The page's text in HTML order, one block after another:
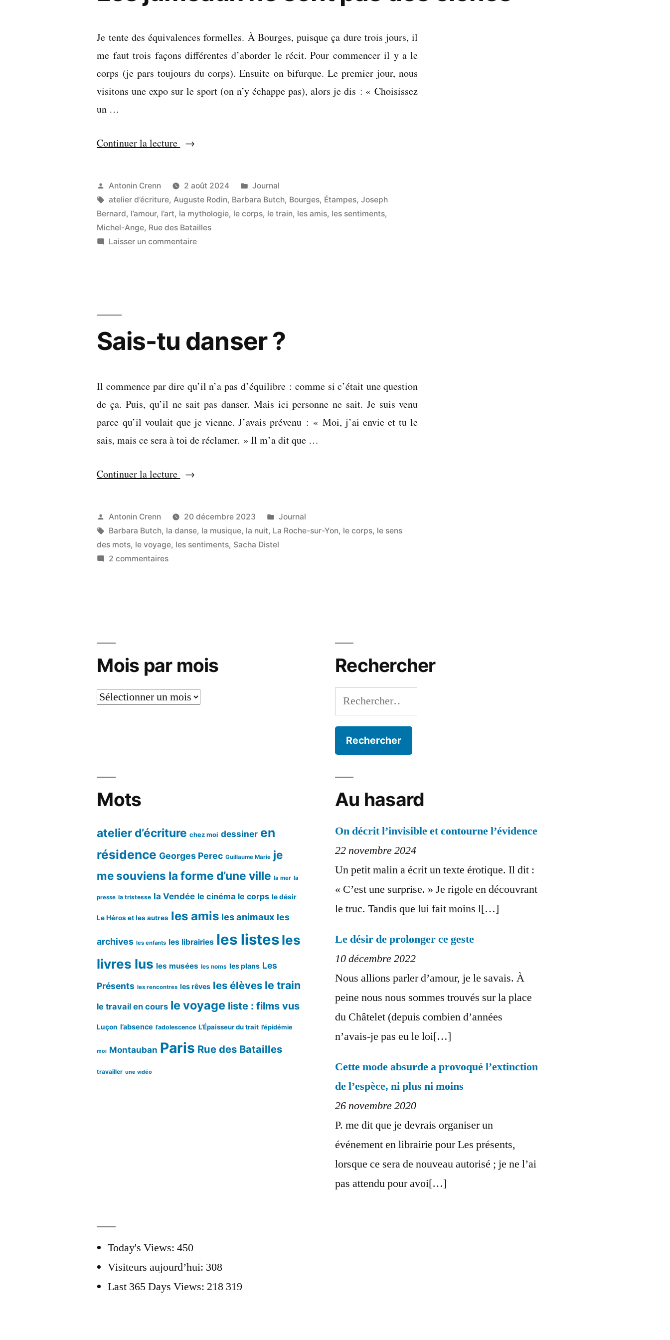
Je tente des équivalences formelles. À Bourges, puisque ça dure trois jours, il
me faut trois façons différentes d’aborder le récit. Pour commencer il y a le
corps (je pars toujours du corps). Ensuite on bifurque. Le premier jour, nous
visitons une expo sur le sport (on n’y échappe pas), alors je dis : « Choisissez
un …
Continuer la lecture « Les
sont
pas
des
Publié
par
Antonin Crenn 2 août 2024
Publié
dans
Journal
Étiquettes :
atelier d’écriture, Auguste Rodin, Barbara Butch, Bourges, Étampes,Joseph
Bernard, l’amour, l’art, la mythologie, le corps, le train, les amis, les sentiments,
Michel-Ange, Rue des Batailles
Laisser un commentairesur
clones
Sais-tu danser ?
Il commence par dire qu’il n’a pas d’équilibre : comme si c’était une question
de ça. Puis, qu’il ne sait pas danser. Mais ici personne ne sait. Je suis venu
parce qu’il voulait que je vienne. J’avais prévenu : « Moi, j’ai envie et tu le
sais, mais ce sera à toi de réclamer. » Il m’a dit que …
Continuer la lecture « Sais-
? »
Publié
par
Antonin Crenn 20 décembre 2023
Publié
dans
Journal
Étiquettes :
Barbara Butch, la danse, la musique, la nuit, La Roche-sur-Yon, le corps, le sens
des mots, le voyage, les sentiments, Sacha Distel
2 commentairessur
Mois par mois
Mois
Rechercher
Rechercher :
Mots
atelier d’écriture chez moi dessiner en
résidence Georges Perec Guillaume Marie je
me souviens la forme d’une ville la mer la
presse la tristesse la Vendée le cinéma le corps le désir
Le Héros et les autres les amis les animaux les
archives les enfants les librairies les listesles
livres lus les musées les noms les plans Les
Présents les rencontres les rêves les élèves le train
le travail en cours le voyage liste : films vus
Luçon l’absence l’adolescence L’Épaisseur du trait l’épidémie
moi Montauban Paris Rue des Batailles
travailler une vidéo
Au hasard
On décrit l’invisible et contourne l’évidence
22 novembre 2024
Un petit malin a écrit un texte érotique. Il dit :
« C’est une surprise. » Je rigole en découvrant
le truc. Tandis que lui fait moins l[…]
Le désir de prolonger ce geste
10 décembre 2022
Nous allions parler d’amour, je le savais. À
peine nous nous sommes trouvés sur la place
du Châtelet (depuis combien d’années
n’avais-je pas eu le loi[…]
Cette mode absurde a provoqué l’extinction
de l’espèce, ni plus ni moins
26 novembre 2020
P. me dit que je devrais organiser un
événement en librairie pour Les présents,
lorsque ce sera de nouveau autorisé ; je ne l’ai
pas attendu pour avoi[…]
Today's Views:450
Visiteurs aujourd’hui: 308
Last 365 Days Views: 218 319